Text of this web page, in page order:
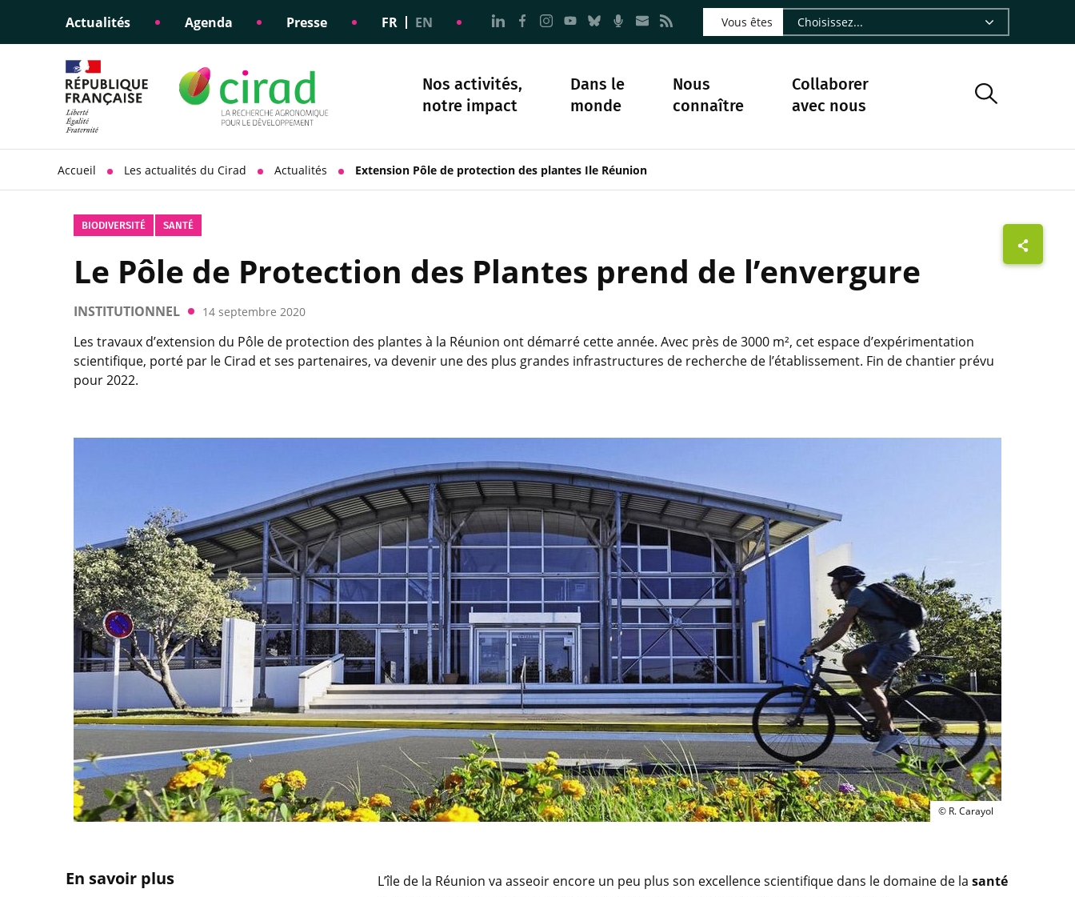
Actualités Agenda Presse FR EN Aller à la page Nous suivre sur LinkedIn - CIRAD
Aller à la page Nous suivre sur Facebook - CIRAD
Aller à la page Nous suivre sur Instagram - CIRAD
Aller à la page Nous suivre sur Youtube - CIRAD
Aller à la page Nous suivre sur Bluesky - CIRAD
Aller à la page Nourrir le vivant, le podcast du Cirad - CIRAD
Aller à la page Nous contacter par courriel - CIRAD
Aller à la page Flux RSS - CIRAD
Vous êtes
Nos activités,
notre impact
Éclairer les politiques
Appui à la diplomatie
scientifique
Dans le
monde
Nous
connaître
Engagements éthiques
Responsabilité
sociétale
Science et société Notre histoire
Collaborer
avec nous
Accueil Les actualités du Cirad Actualités Extension Pôle de protection des plantes Ile Réunion
BIODIVERSITÉ SANTÉ
Le Pôle de Protection des Plantes prend de l’envergure
INSTITUTIONNEL 14 septembre 2020
Les travaux d’extension du Pôle de protection des plantes à la Réunion ont démarré cette année. Avec près de 3000 m², cet espace d’expérimentation
scientifique, porté par le Cirad et ses partenaires, va devenir une des plus grandes infrastructures de recherche de l’établissement. Fin de chantier prévu
pour 2022.
Le pôle de protection
© R. Carayol
En savoir plus L’île de la Réunion va asseoir encore un peu plus son excellence scientifique dans le domaine de la santé